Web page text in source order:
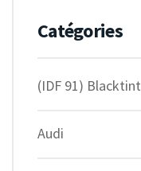
Catégories
(IDF 91) Blacktint
Audi